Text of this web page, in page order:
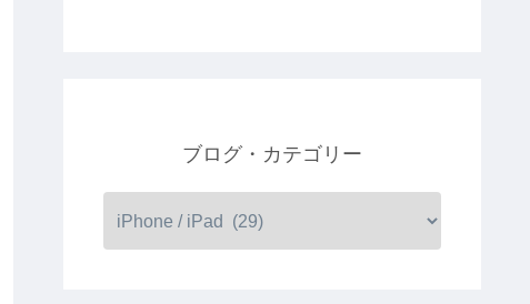
ブログ・カテゴリー